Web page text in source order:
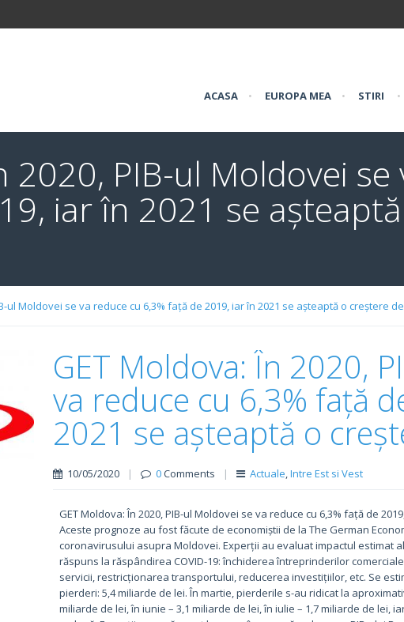
ACASA • EUROPA MEA • STIRI •
2020, PIB-ul Moldovei se
iar în 2021 se
ul Moldovei se va reduce cu 6,3% față de 2019, iar în 2021 se așteaptă o creștere de
GET Moldova: În 2020,
va reduce cu 6,3% față
2021 se așteaptă o
10/05/2020 | 0Comments | Actuale,Intre Est si Vest
GET Moldova: În 2020, PIB-ul Moldovei se va reduce cu 6,3% față de
Aceste prognoze au fost făcute de economiștii de la The German
coronavirusului asupra Moldovei. Experții au evaluat impactul estimat
răspuns la răspândirea COVID-19: închiderea întreprinderilor
servicii, restricționarea transportului, reducerea investițiilor, etc. Se
pierderi: 5,4 miliarde de lei. În martie, pierderile s-au ridicat la
miliarde de lei, în iunie – 3,1 miliarde de lei, în iulie – 1,7 miliarde de lei,